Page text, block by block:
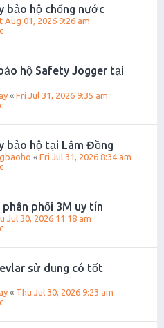
bảo hộ chống nước
Aug 01, 2026 9:26 am
hộ Safety Jogger tại
« Fri Jul 31, 2026 9:35 am
bảo hộ tại Lâm Đồng
« Fri Jul 31, 2026 8:34 am
phân phối 3M uy tín
Jul 30, 2026 11:18 am
sử dụng có tốt
« Thu Jul 30, 2026 9:23 am